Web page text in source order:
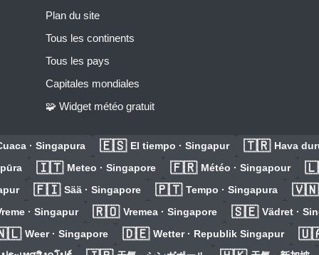
Plan du site
Tous les continents
Tous les pays
Capitales mondiales
🧩 Widget météo gratuit
· Singapura 🇪🇸 El tiempo · Singapur 🇹🇷 Hava
🇮🇹 Meteo · Singapore 🇫🇷 Météo · Singapour
🇫🇮 Sää · Singapore 🇵🇹 Tempo · Singapura 🇻🇳
· Singapur 🇷🇴 Vremea · Singapore 🇸🇪 Vädret ·
Weer · Singapore 🇩🇪 Wetter · Republik Singapur